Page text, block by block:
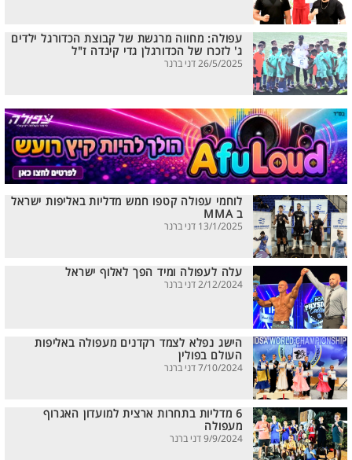
עפולה: מחווה מרגשת של קבוצת הכדורגל ילדים
ג' לזכרו של הכדורגלן גדי קינדה ז"ל
26/5/2025 דני ברנר
לוחמי עפולה קטפו חמש מדליות באליפות ישראל
ב MMA
13/1/2025 דני ברנר
עלה לעפולה ומיד הפך לאלוף ישראל
2/12/2024 דני ברנר
הישג נפלא לצמד רקדנים מעפולה באליפות
העולם בפולין
7/10/2024 דני ברנר
6 מדליות בתחרות ארצית למועדון האגרוף
מעפולה
9/9/2024 דני ברנר